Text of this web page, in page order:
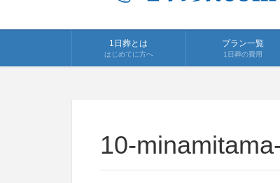
1日葬とは
はじめてに方へ
プラン一覧
1日葬の費用
10-